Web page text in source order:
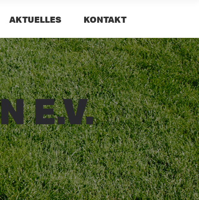
AKTUELLES KONTAKT
E.V.